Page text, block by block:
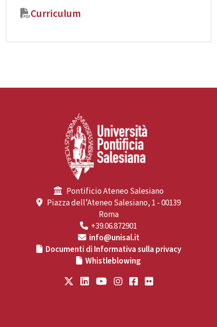
Curriculum
Pontificio Ateneo Salesiano
Piazza dell’Ateneo Salesiano, 1 - 00139
Roma
+39.06.872901
info@unisal.it
Documenti di Informativa sulla privacy
Whistleblowing